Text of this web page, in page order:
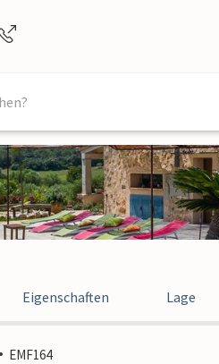
+4952144818470
Eigenschaften Lage
EMF164